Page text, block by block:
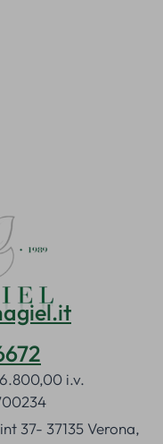
i.v.
37- 37135 Verona,